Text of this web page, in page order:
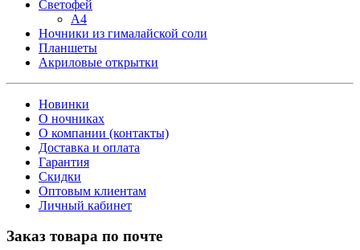
Светофей
А4
Ночники из гималайской соли
Планшеты
Акриловые открытки
Новинки
О ночниках
О компании (контакты)
Доставка и оплата
Гарантия
Скидки
Оптовым клиентам
Личный кабинет
Заказ товара по почте